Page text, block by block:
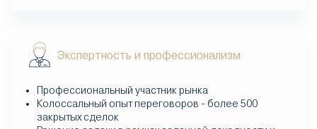
Экспертность и профессионализм
Профессиональный участник рынка
Колоссальный опыт переговоров - более 500
закрытых сделок